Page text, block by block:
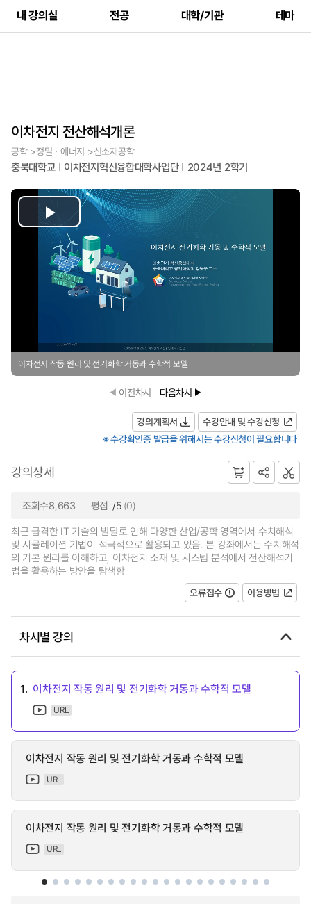
내 강의실 전공 대학/기관 테마
이차전지 전산해석개론
공학 >정밀ㆍ에너지 >신소재공학
충북대학교 이차전지혁신융합대학사업단 2024년 2학기
Play
Video
이차전지 작동 원리 및 전기화학 거동과 수학적 모델
이전차시 다음차시
강의계획서
수강안내 및 수강신청
※ 수강확인증 발급을 위해서는 수강신청이 필요합니다
강의상세
조회수8,663 평점 /5 (0)
최근 급격한 IT 기술의 발달로 인해 다양한 산업/공학 영역에서 수치해석
및 시뮬레이션 기법이 적극적으로 활용되고 있음. 본 강좌에서는 수치해석
의 기본 원리를 이해하고, 이차전지 소재 및 시스템 분석에서 전산해석기
법을 활용하는 방안을 탐색함
오류접수
이용방법
차시별 강의
1. 이차전지 작동 원리 및 전기화학 거동과 수학적 모델
URL
이차전지 작동 원리 및 전기화학 거동과 수학적 모델
URL
이차전지 작동 원리 및 전기화학 거동과 수학적 모델
URL